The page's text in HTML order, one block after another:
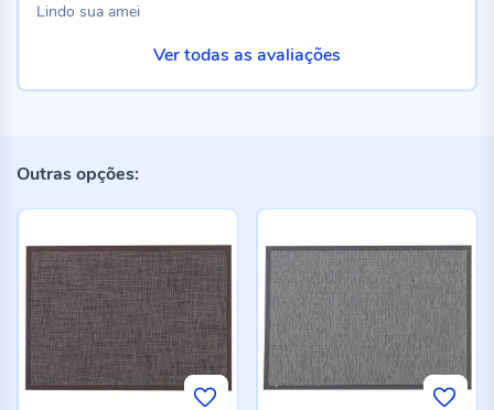
Lindo sua amei
Ver todas as avaliações
Outras opções: